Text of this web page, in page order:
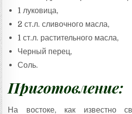
1 луковица,
2 ст.л. сливочного масла,
1 ст.л. растительного масла,
Черный перец,
Соль.
Приготовление:
На востоке, как известно